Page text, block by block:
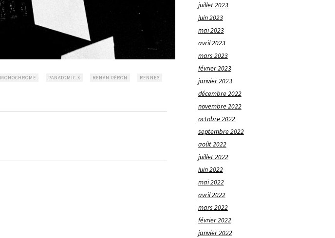
MONOCHROME PANATOMIC X RENAN PÉRON RENNES
juillet 2023
juin 2023
mai 2023
avril 2023
mars 2023
février 2023
janvier 2023
décembre 2022
novembre 2022
octobre 2022
septembre 2022
août 2022
juillet 2022
juin 2022
mai 2022
avril 2022
mars 2022
février 2022
janvier 2022